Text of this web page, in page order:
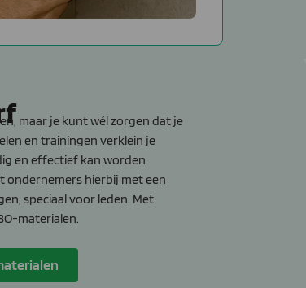
maar je kunt wél zorgen dat je
en trainingen verklein je
en effectief kan worden
ondernemers hierbij met een
speciaal voor leden. Met
materialen.